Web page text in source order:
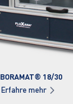
BORAMAT® 18/30
Erfahre mehr